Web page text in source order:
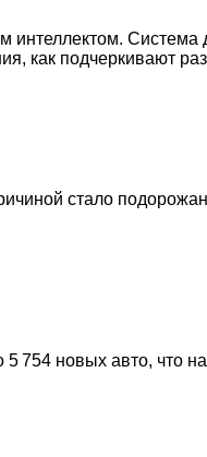
как подчеркивают
стало
754 новых авто, что